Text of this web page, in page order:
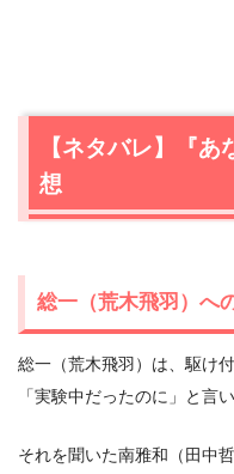
【ネタバレ】『
想
総一（荒木飛羽）へ
総一（荒木飛羽）は、駆け
「実験中だったのに」と言い
それを聞いた南雅和（田中